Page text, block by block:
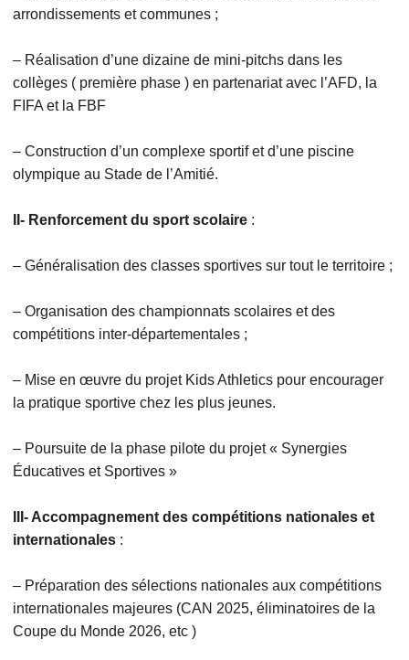
arrondissements et communes ;
– Réalisation d’une dizaine de mini-pitchs dans les
collèges ( première phase ) en partenariat avec l’AFD, la
FIFA et la FBF
– Construction d’un complexe sportif et d’une piscine
olympique au Stade de l’Amitié.
II- Renforcement du sport scolaire:
– Généralisation des classes sportives sur tout le territoire ;
– Organisation des championnats scolaires et des
compétitions inter-départementales ;
– Mise en œuvre du projet Kids Athletics pour encourager
la pratique sportive chez les plus jeunes.
– Poursuite de la phase pilote du projet « Synergies
Éducatives et Sportives »
III- Accompagnement des compétitions nationales et
internationales:
– Préparation des sélections nationales aux compétitions
internationales majeures (CAN 2025, éliminatoires de la
Coupe du Monde 2026, etc )